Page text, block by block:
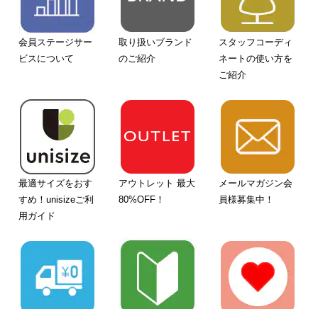
会員ステージサー
ビスについて
取り扱いブランド
のご紹介
スタッフコーディ
ネートの使い方を
ご紹介
最適サイズをおす
すめ！unisizeご利
用ガイド
アウトレット 最大
80%OFF！
メールマガジン会
員様募集中！